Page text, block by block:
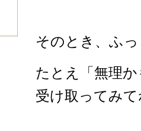
そのとき、ふ
たとえ「無理
受け取ってみ